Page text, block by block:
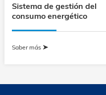
Sistema de gestión del
consumo energético
Saber más